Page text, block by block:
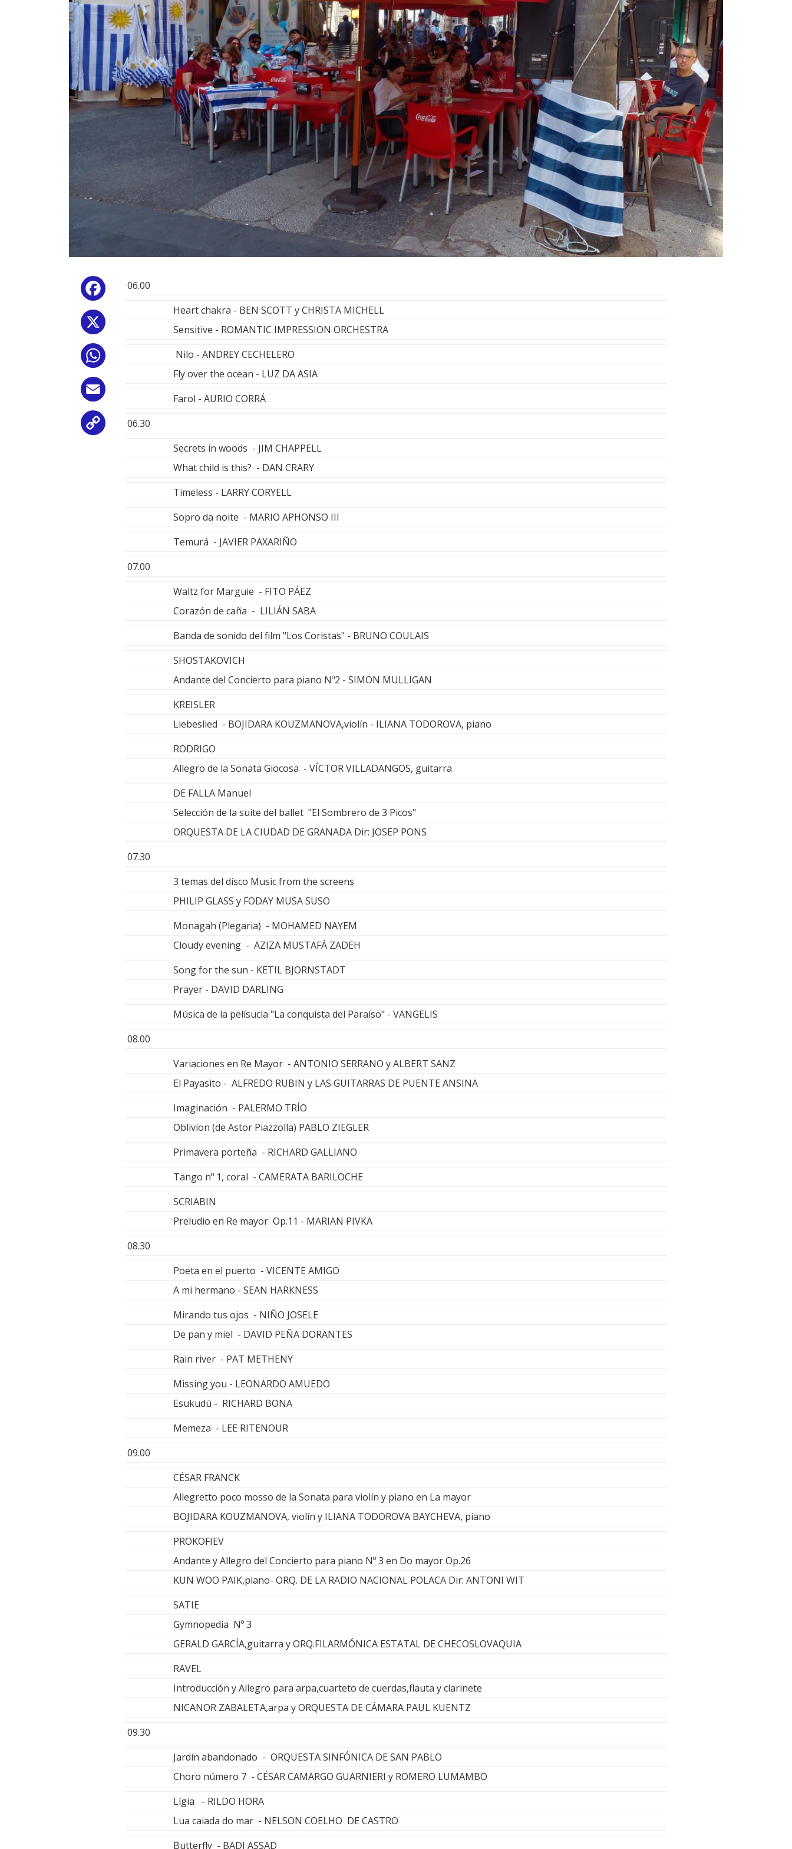
Facebook
Copy
06.00
Heart chakra - BEN SCOTT y CHRISTA MICHELL
Sensitive - ROMANTIC IMPRESSION ORCHESTRA
Nilo - ANDREY CECHELERO
Fly over the ocean - LUZ DA ASIA
Farol - AURIO CORRÁ
06.30
Secrets in woods - JIM CHAPPELL
What child is this? - DAN CRARY
Timeless - LARRY CORYELL
Sopro da noite - MARIO APHONSO III
Temurá - JAVIER PAXARIÑO
07.00
Waltz for Marguie - FITO PÁEZ
Corazón de caña - LILIÁN SABA
Banda de sonido del film "Los Coristas" - BRUNO COULAIS
SHOSTAKOVICH
Andante del Concierto para piano Nº2 - SIMON MULLIGAN
KREISLER
Liebeslied - BOJIDARA KOUZMANOVA,violín - ILIANA TODOROVA, piano
RODRIGO
Allegro de la Sonata Giocosa - VÍCTOR VILLADANGOS, guitarra
DE FALLA Manuel
Selección de la suite del ballet "El Sombrero de 3 Picos"
ORQUESTA DE LA CIUDAD DE GRANADA Dir: JOSEP PONS
07.30
3 temas del disco Music from the screens
PHILIP GLASS y FODAY MUSA SUSO
Monagah (Plegaria) - MOHAMED NAYEM
Cloudy evening - AZIZA MUSTAFÁ ZADEH
Song for the sun - KETIL BJORNSTADT
Prayer - DAVID DARLING
Música de la pelísucla "La conquista del Paraíso" - VANGELIS
08.00
Variaciones en Re Mayor - ANTONIO SERRANO y ALBERT SANZ
El Payasito - ALFREDO RUBIN y LAS GUITARRAS DE PUENTE ANSINA
Imaginación - PALERMO TRÍO
Oblivion (de Astor Piazzolla) PABLO ZIEGLER
Primavera porteña - RICHARD GALLIANO
Tango nº 1, coral - CAMERATA BARILOCHE
SCRIABIN
Preludio en Re mayor Op.11 - MARIAN PIVKA
08.30
Poeta en el puerto - VICENTE AMIGO
A mi hermano - SEAN HARKNESS
Mirando tus ojos - NIÑO JOSELE
De pan y miel - DAVID PEÑA DORANTES
Rain river - PAT METHENY
Missing you - LEONARDO AMUEDO
Esukudú - RICHARD BONA
Memeza - LEE RITENOUR
09.00
CÉSAR FRANCK
Allegretto poco mosso de la Sonata para violín y piano en La mayor
BOJIDARA KOUZMANOVA, violín y ILIANA TODOROVA BAYCHEVA, piano
PROKOFIEV
Andante y Allegro del Concierto para piano Nº 3 en Do mayor Op.26
KUN WOO PAIK,piano- ORQ. DE LA RADIO NACIONAL POLACA Dir: ANTONI WIT
SATIE
Gymnopedia Nº 3
GERALD GARCÍA,guitarra y ORQ.FILARMÓNICA ESTATAL DE CHECOSLOVAQUIA
RAVEL
Introducción y Allegro para arpa,cuarteto de cuerdas,flauta y clarinete
NICANOR ZABALETA,arpa y ORQUESTA DE CÁMARA PAUL KUENTZ
09.30
Jardín abandonado - ORQUESTA SINFÓNICA DE SAN PABLO
Choro número 7 - CÉSAR CAMARGO GUARNIERI y ROMERO LUMAMBO
Lígia - RILDO HORA
Lua caiada do mar - NELSON COELHO DE CASTRO
Butterfly - BADI ASSAD